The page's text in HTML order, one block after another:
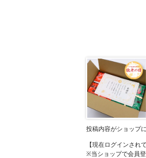
投稿内容がショップ
【現在ログインされ
※当ショップで会員